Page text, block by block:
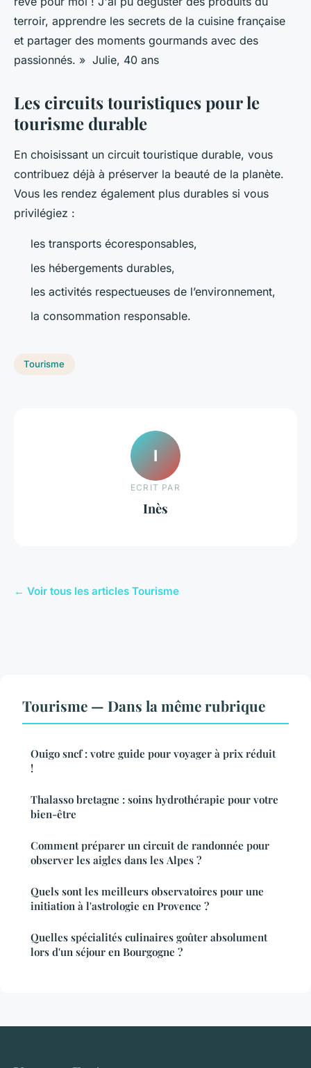
terroir, apprendre les secrets de la cuisine française
et partager des moments gourmands avec des
passionnés. » Julie, 40 ans
Les circuits touristiques pour le
tourisme durable
En choisissant un circuit touristique durable, vous
contribuez déjà à préserver la beauté de la planète.
Vous les rendez également plus durables si vous
privilégiez :
les transports écoresponsables,
les hébergements durables,
les activités respectueuses de l’environnement,
la consommation responsable.
Tourisme
I
ECRIT PAR
Inès
← Voir tous les articles Tourisme
Tourisme — Dans la même rubrique
Ouigo sncf : votre guide pour voyager à prix réduit
!
Thalasso bretagne : soins hydrothérapie pour votre
bien-être
Comment préparer un circuit de randonnée pour
observer les aigles dans les Alpes ?
Quels sont les meilleurs observatoires pour une
initiation à l'astrologie en Provence ?
Quelles spécialités culinaires goûter absolument
lors d'un séjour en Bourgogne ?